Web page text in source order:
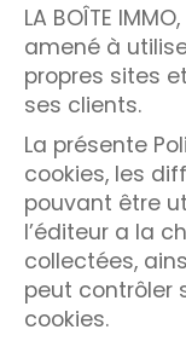
LA BOÎTE
amené à
propres sites
ses clients.
La présente
cookies, les
pouvant être
l’éditeur a la
collectées,
peut contrôler
cookies.